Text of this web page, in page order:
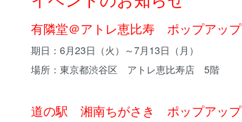
有隣堂＠アトレ恵比寿 ポップアップ
期日：6月23日（火）～7月13日（月）
場所：東京都渋谷区 アトレ恵比寿店 5階
道の駅 湘南ちがさき ポップアップ